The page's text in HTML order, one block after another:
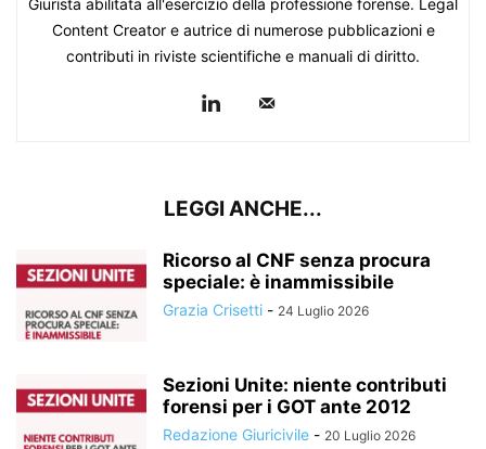
Giurista abilitata all'esercizio della professione forense. Legal
Content Creator e autrice di numerose pubblicazioni e
contributi in riviste scientifiche e manuali di diritto.
LEGGI ANCHE...
Ricorso al CNF senza procura
speciale: è inammissibile
Grazia Crisetti - 24 Luglio 2026
Sezioni Unite: niente contributi
forensi per i GOT ante 2012
Redazione Giuricivile - 20 Luglio 2026